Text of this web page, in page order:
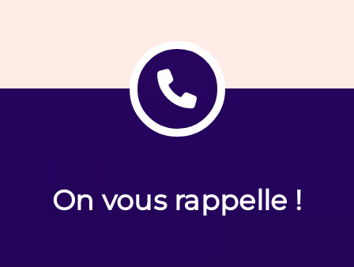
On vous rappelle !